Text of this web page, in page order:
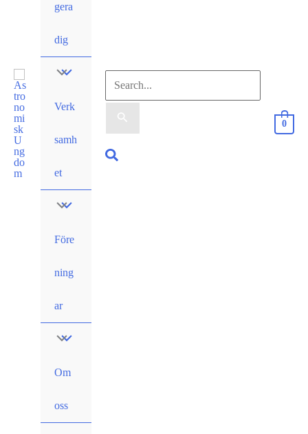
gera
dig
Verk
samh
et
Före
ning
ar
Om
oss
Sök
efter:
Sök
0